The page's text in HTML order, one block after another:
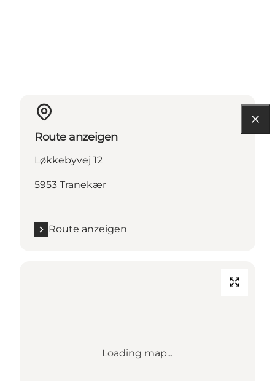
Route anzeigen
Løkkebyvej 12
5953 Tranekær
Route anzeigen
Loading map...